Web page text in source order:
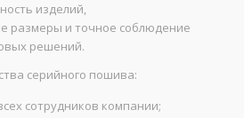
изделий,
размеры и точное соблюдение
решений.
серийного пошива:
сотрудников компании;